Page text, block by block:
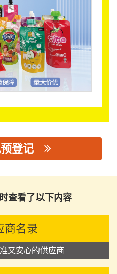
登记
查看了以下内容
商名录
又安心的供应商